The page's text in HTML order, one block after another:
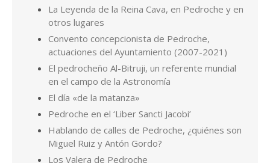
La Leyenda de la Reina Cava, en Pedroche y en
otros lugares
Convento concepcionista de Pedroche,
actuaciones del Ayuntamiento (2007-2021)
El pedrocheño Al-Bitruji, un referente mundial
en el campo de la Astronomía
El día «de la matanza»
Pedroche en el ‘Liber Sancti Jacobi’
Hablando de calles de Pedroche, ¿quiénes son
Miguel Ruiz y Antón Gordo?
Los Valera de Pedroche